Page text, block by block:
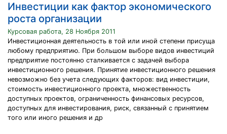
Инвестиции как фактор экономического
роста организации
Курсовая работа, 28 Ноября 2011
Инвестиционная деятельность в той или иной степени присуща
любому предприятию. При большом выборе видов инвестиций
предприятие постоянно сталкивается с задачей выбора
инвестиционного решения. Принятие инвестиционного решения
невозможно без учета следующих факторов: вид инвестиции,
стоимость инвестиционного проекта, множественность
доступных проектов, ограниченность финансовых ресурсов,
доступных для инвестирования, риск, связанный с принятием
того или иного решения и др